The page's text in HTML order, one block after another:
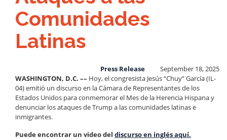
Comunidades
Latinas
September 18, 2025
Press Release
WASHINGTON, D.C. –– Hoy, el congresista Jesús “Chuy” García (IL-
04) emitió un discurso en la Cámara de Representantes de los
Estados Unidos para conmemorar el Mes de la Herencia Hispana y
denunciar los ataques de Trump a las comunidades latinas e
inmigrantes.
Puede encontrar un video del discurso en inglés aquí.